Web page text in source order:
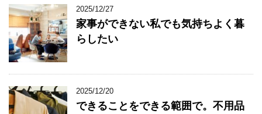
2025/12/27
家事ができない私でも気持ちよく暮
らしたい
2025/12/20
できることをできる範囲で。不用品